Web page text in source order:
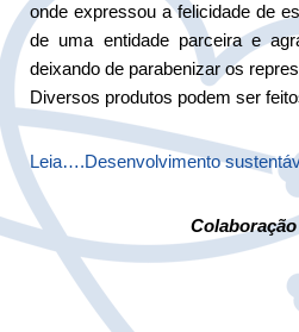
onde expressou a felicidade de
de uma entidade parceira e
deixando de parabenizar os
Diversos produtos podem ser
Leia….Desenvolvimento